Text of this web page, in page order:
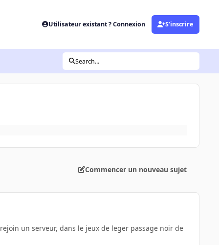
Utilisateur existant ? Connexion S’inscrire
Search...
Commencer un nouveau sujet
un serveur, dans le jeux de leger passage noir de